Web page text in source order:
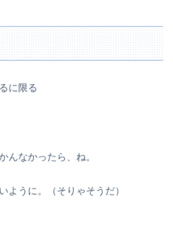
に限る
んなかったら、ね。
ように。（そりゃそうだ）